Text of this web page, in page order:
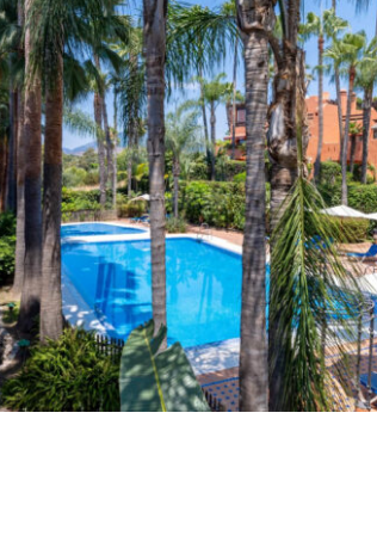
de Puente Romanoestá bien
la máxima seguridad las 24 horas. A
de Oro y de los mejores restaurantes de
del centro de Marbella y Puerto
la Milla de Oro de Marbella, es
la Costa del Sol. La Milla de Oro fue la
de las familias destacadas de
toda Europa; desde los años 60 La
Marbella. Debido a su proximidad al
variedad de restaurantes, servicios, el
chiringuitos y los famosos
la zona es muy popular entre los
una casa de vacaciones. así como los
en venta en esta zona son bastante